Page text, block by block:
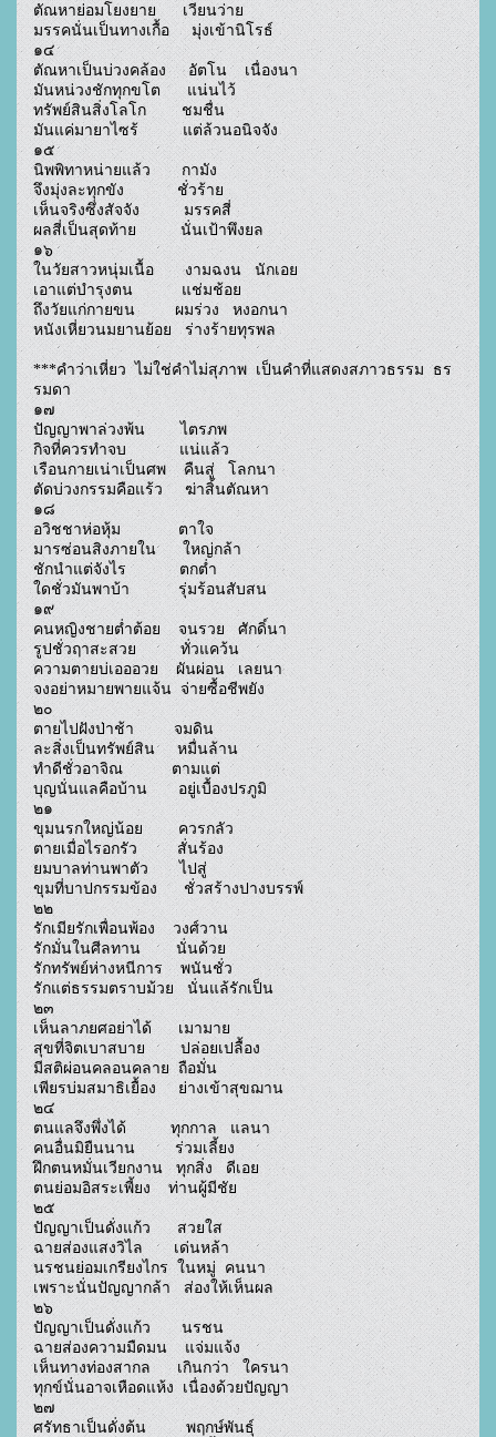
ตัณหาย่อมโยงยาย      เวียนว่าย
มรรคนั่นเป็นทางเกื้อ     มุ่งเข้านิโรธ์
๑๔
ตัณหาเป็นบ่วงคล้อง     อัตโน    เนื่องนา
มันหน่วงชักทุกขโต      แน่นไว้
ทรัพย์สินสิ่งโลโก        ชมชื่น
มันแค่มายาไซร้          แต่ล้วนอนิจจัง
๑๕
นิพพิทาหน่ายแล้ว       กามัง
จึงมุ่งละทุกขัง            ชั่วร้าย
เห็นจริงซึ่งสัจจัง          มรรคสี่
ผลสี่เป็นสุดท้าย          นั่นเป้าพึงยล
๑๖
ในวัยสาวหนุ่มเนื้อ       งามฉงน   นักเอย
เอาแต่บำรุงตน           แช่มช้อย
ถึงวัยแก่กายขน         ผมร่วง   หงอกนา
หนังเหี่ยวนมยานย้อย   ร่างร้ายทุรพล
***คำว่าเหี่ยว  ไม่ใช่คำไม่สุภาพ  เป็นคำที่แสดงสภาวธรรม  ธร
รมดา
๑๗
ปัญญาพาล่วงพ้น        ไตรภพ
กิจที่ควรทำจบ            แน่แล้ว
เรือนกายเน่าเป็นศพ    คืนสู่   โลกนา
ตัดบ่วงกรรมคือแร้ว     ฆ่าสิ้นตัณหา
๑๘
อวิชชาห่อหุ้ม             ตาใจ
มารซ่อนสิงภายใน      ใหญ่กล้า
ชักนำแต่จังไร            ตกต่ำ
ใดชั่วมันพาบ้า           รุ่มร้อนสับสน
๑๙
คนหญิงชายต่ำต้อย    จนรวย   ศักดิ์นา
รูปชั่วฤาสะสวย          ทั่วแคว้น
ความตายบ่เอออวย    ผันผ่อน   เลยนา
จงอย่าหมายพายแจ้น  จ่ายซื้อชีพยัง
๒๐
ตายไปฝังป่าช้า         จมดิน
ละสิ่งเป็นทรัพย์สิน     หมื่นล้าน
ทำดีชั่วอาจิณ           ตามแต่
บุญนั่นแลคือบ้าน       อยู่เบื้องปรภูมิ
๒๑
ขุมนรกใหญ่น้อย        ควรกลัว
ตายเมื่อไรอกรัว         สั่นร้อง
ยมบาลท่านพาตัว       ไปสู่
ขุมที่บาปกรรมข้อง      ชั่วสร้างปางบรรพ์
๒๒
รักเมียรักเพื่อนพ้อง    วงศ์วาน
รักมั่นในศีลทาน        นั่นด้วย
รักทรัพย์ห่างหนีการ    พนันชั่ว
รักแต่ธรรมตราบม้วย   นั่นแล้รักเป็น
๒๓
เห็นลาภยศอย่าได้      เมามาย
สุขที่จิตเบาสบาย        ปล่อยเปลื้อง
มีสติผ่อนคลอนคลาย  ถือมั่น
เพียรบ่มสมาธิเยื้อง     ย่างเข้าสุขฌาน
๒๔
ตนแลจึงพึ่งได้          ทุกกาล   แลนา
คนอื่นมิยืนนาน         ร่วมเลี้ยง
ฝึกตนหมั่นเวียกงาน   ทุกสิ่ง   ดีเอย
ตนย่อมอิสระเพี้ยง    ท่านผู้มีชัย
๒๕
ปัญญาเป็นดั่งแก้ว      สวยใส
ฉายส่องแสงวิไล       เด่นหล้า
นรชนย่อมเกรียงไกร  ในหมู่  คนนา
เพราะนั่นปัญญากล้า   ส่องให้เห็นผล
๒๖
ปัญญาเป็นดั่งแก้ว       นรชน
ฉายส่องความมืดมน    แจ่มแจ้ง
เห็นทางท่องสากล      เกินกว่า   ใครนา
ทุกข์นั่นอาจเหือดแห้ง  เนื่องด้วยปัญญา
๒๗
ศรัทธาเป็นดั่งต้น         พฤกษ์พันธุ์